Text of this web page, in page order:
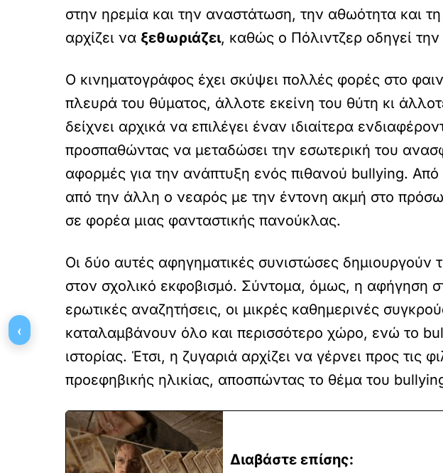
στην ηρεμία και την αναστάτωση, την αθωότητα και
αρχίζει να ξεθωριάζει, καθώς ο Πόλιντζερ οδηγεί
Ο κινηματογράφος έχει σκύψει πολλές φορές στο
πλευρά του θύματος, άλλοτε εκείνη του θύτη κι
δείχνει αρχικά να επιλέγει έναν ιδιαίτερα
προσπαθώντας να μεταδώσει την εσωτερική του
αφορμές για την ανάπτυξη ενός πιθανού bullying.
από την άλλη ο νεαρός με την έντονη ακμή στο
σε φορέα μιας φανταστικής πανούκλας.
Οι δύο αυτές αφηγηματικές συνιστώσες δημιουργούν
στον σχολικό εκφοβισμό. Σύντομα, όμως, η αφήγηση
ερωτικές αναζητήσεις, οι μικρές καθημερινές
καταλαμβάνουν όλο και περισσότερο χώρο, ενώ το
ιστορίας. Έτσι, η ζυγαριά αρχίζει να γέρνει προς τις
προεφηβικής ηλικίας, αποσπώντας το θέμα του
Διαβάστε επίσης:
‹